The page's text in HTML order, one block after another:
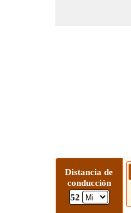
Distancia de
conducción
52